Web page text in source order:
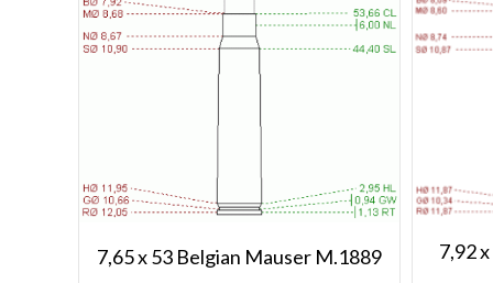
7,65 x 53 Belgian Mauser M.1889 7,92